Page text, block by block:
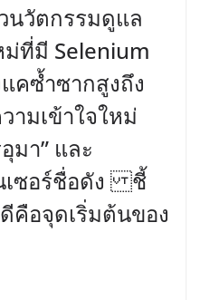
วนวัตกรรมดูแล
ที่มี Selenium
คซ้ำซากสูงถึง
ามเข้าใจใหม่
มา” และ
นเซอร์ชื่อดัง ชี้
คือจุดเริ่มต้นของ